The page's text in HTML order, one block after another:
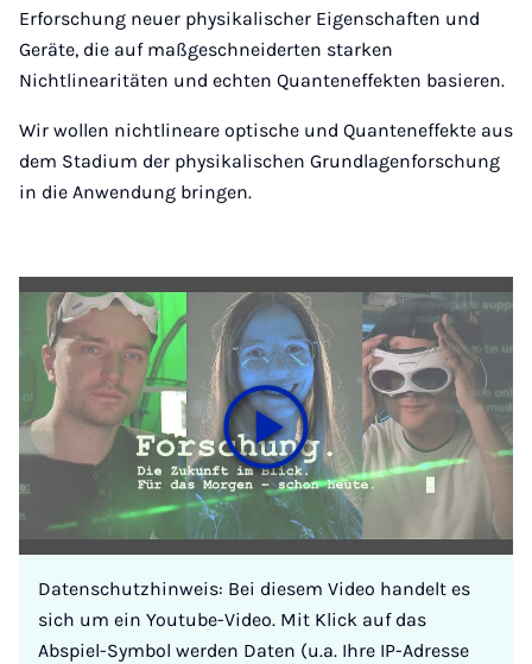
Erforschung neuer physikalischer Eigenschaften und
Geräte, die auf maßgeschneiderten starken
Nichtlinearitäten und echten Quanteneffekten basieren.
Wir wollen nichtlineare optische und Quanteneffekte aus
dem Stadium der physikalischen Grundlagenforschung
in die Anwendung bringen.
Datenschutzhinweis: Bei diesem Video handelt es
sich um ein Youtube-Video. Mit Klick auf das
Abspiel-Symbol werden Daten (u.a. Ihre IP-Adresse